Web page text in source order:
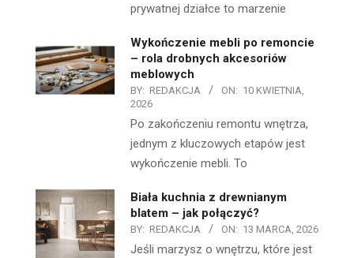
prywatnej działce to marzenie
Wykończenie mebli po remoncie
– rola drobnych akcesoriów
meblowych
BY: REDAKCJA ON: 10 KWIETNIA,
2026
Po zakończeniu remontu wnętrza,
jednym z kluczowych etapów jest
wykończenie mebli. To
Biała kuchnia z drewnianym
blatem – jak połączyć?
BY: REDAKCJA ON: 13 MARCA, 2026
Jeśli marzysz o wnętrzu, które jest